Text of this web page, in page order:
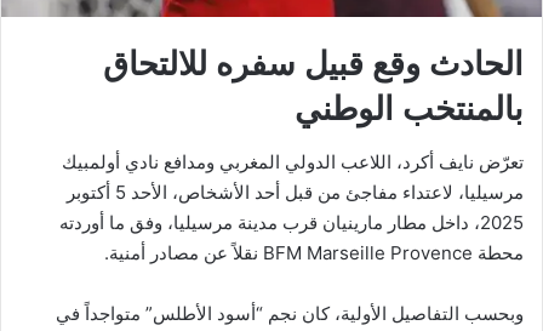
الحادث وقع قبيل سفره للالتحاق
بالمنتخب الوطني
تعرّض نايف أكرد، اللاعب الدولي المغربي ومدافع نادي أولمبيك
مرسيليا، لاعتداء مفاجئ من قبل أحد الأشخاص، الأحد 5 أكتوبر
2025، داخل مطار مارينيان قرب مدينة مرسيليا، وفق ما أوردته
محطة BFM Marseille Provence نقلاً عن مصادر أمنية.
وبحسب التفاصيل الأولية، كان نجم “أسود الأطلس” متواجداً في